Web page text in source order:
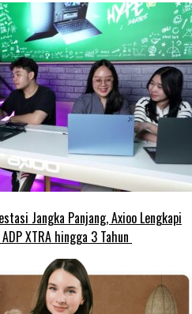
Jangka Panjang, Axioo Lengkapi
XTRA hingga 3 Tahun